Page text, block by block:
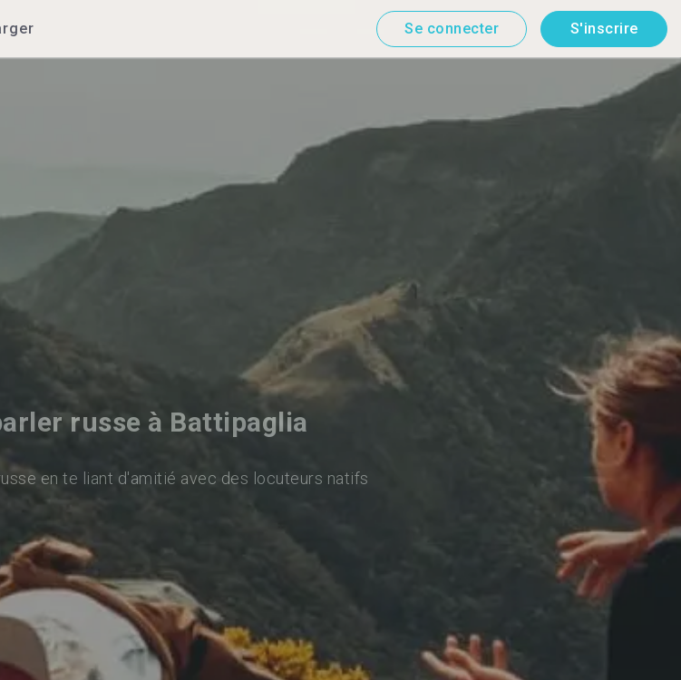
Se connecter S'inscrire
russe à Battipaglia
en te liant d'amitié avec des locuteurs natifs